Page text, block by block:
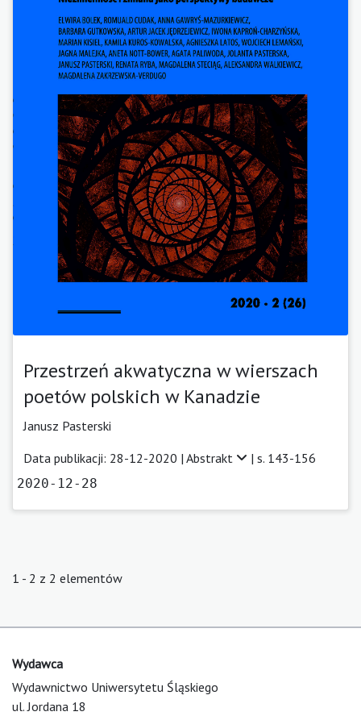
Przestrzeń akwatyczna w wierszach
poetów polskich w Kanadzie
Janusz Pasterski
Data publikacji: 28-12-2020 | Abstrakt | s. 143-156
2020-12-28
1 - 2 z 2 elementów
Wydawca
Wydawnictwo Uniwersytetu Śląskiego
ul. Jordana 18